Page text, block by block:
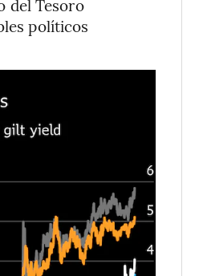
del Tesoro
políticos